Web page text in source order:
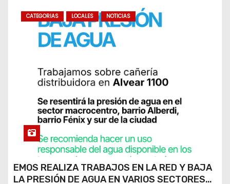
CATEGORIAS LOCALES NOTICIAS
EMOS REALIZA TRABAJOS EN LA RED Y BAJA
LA PRESIÓN DE AGUA EN VARIOS SECTORES